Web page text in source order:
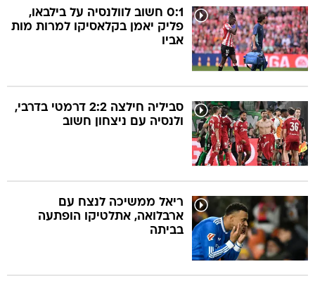
0:1 חשוב לוולנסיה על בילבאו,
פליק יאמן בקלאסיקו למרות מות
אביו
סביליה חילצה 2:2 דרמטי בדרבי,
ולנסיה עם ניצחון חשוב
ריאל ממשיכה לנצח עם
ארבלואה, אתלטיקו הופתעה
בביתה